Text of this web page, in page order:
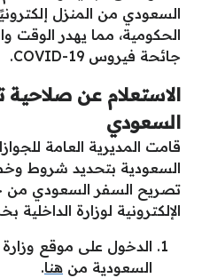
السعودي من المنزل
الحكومية، مما يهدر الوقت
جائحة فيروس 19-COVID.
الاستعلام عن
السعودي
قامت المديرية العامة
السعودية بتحديد شروط
تصريح السفر السعودي من
الإلكترونية لوزارة
الدخول على موقع وزارة
السعودية من هنا.